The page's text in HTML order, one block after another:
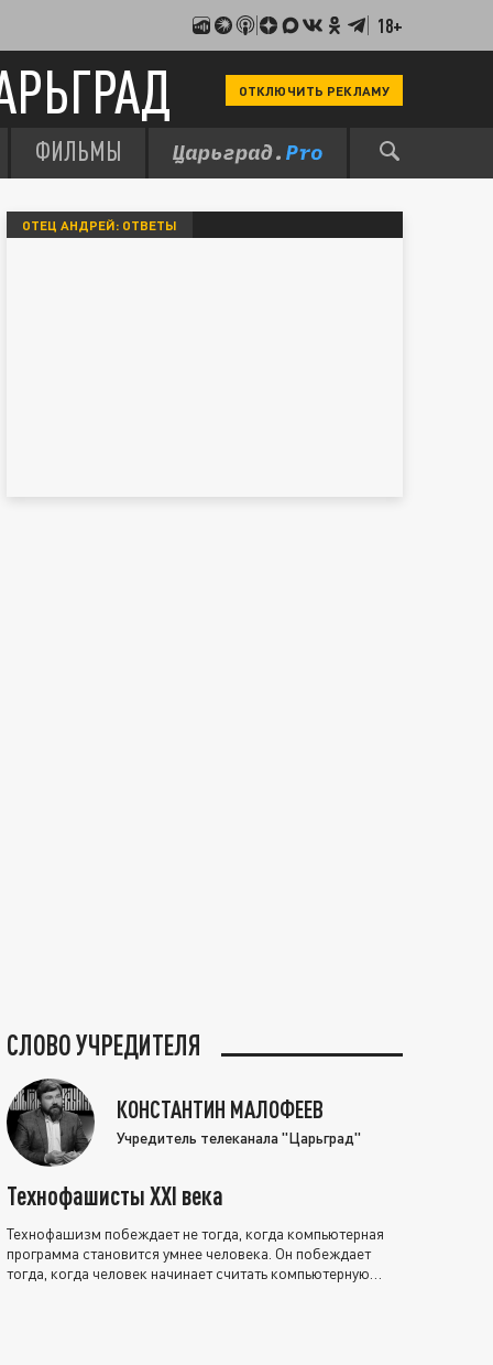
18+
ОТКЛЮЧИТЬ РЕКЛАМУ
ФИЛЬМЫ
ОТЕЦ АНДРЕЙ: ОТВЕТЫ
СЛОВО УЧРЕДИТЕЛЯ
КОНСТАНТИН МАЛОФЕЕВ
Учредитель телеканала "Царьград"
Технофашисты XXI века
Технофашизм побеждает не тогда, когда компьютерная
программа становится умнее человека. Он побеждает
тогда, когда человек начинает считать компьютерную